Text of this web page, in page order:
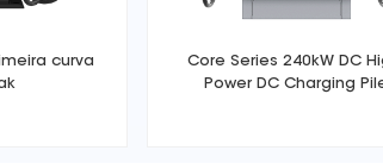
curva
Core Series 240kW DC
Power DC Charging